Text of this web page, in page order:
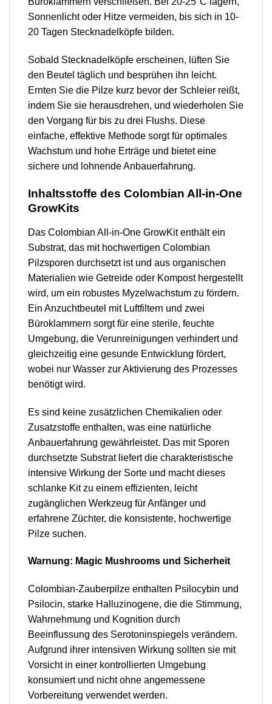
Sonnenlicht oder Hitze vermeiden, bis sich in 10-
20 Tagen Stecknadelköpfe bilden.
Sobald Stecknadelköpfe erscheinen, lüften Sie
den Beutel täglich und besprühen ihn leicht.
Ernten Sie die Pilze kurz bevor der Schleier reißt,
indem Sie sie herausdrehen, und wiederholen Sie
den Vorgang für bis zu drei Flushs. Diese
einfache, effektive Methode sorgt für optimales
Wachstum und hohe Erträge und bietet eine
sichere und lohnende Anbauerfahrung.
Inhaltsstoffe des Colombian All-in-One
GrowKits
Das Colombian All-in-One GrowKit enthält ein
Substrat, das mit hochwertigen Colombian
Pilzsporen durchsetzt ist und aus organischen
Materialien wie Getreide oder Kompost hergestellt
wird, um ein robustes Myzelwachstum zu fördern.
Ein Anzuchtbeutel mit Luftfiltern und zwei
Büroklammern sorgt für eine sterile, feuchte
Umgebung, die Verunreinigungen verhindert und
gleichzeitig eine gesunde Entwicklung fördert,
wobei nur Wasser zur Aktivierung des Prozesses
benötigt wird.
Es sind keine zusätzlichen Chemikalien oder
Zusatzstoffe enthalten, was eine natürliche
Anbauerfahrung gewährleistet. Das mit Sporen
durchsetzte Substrat liefert die charakteristische
intensive Wirkung der Sorte und macht dieses
schlanke Kit zu einem effizienten, leicht
zugänglichen Werkzeug für Anfänger und
erfahrene Züchter, die konsistente, hochwertige
Pilze suchen.
Warnung: Magic Mushrooms und Sicherheit
Colombian-Zauberpilze enthalten Psilocybin und
Psilocin, starke Halluzinogene, die die Stimmung,
Wahrnehmung und Kognition durch
Beeinflussung des Serotoninspiegels verändern.
Aufgrund ihrer intensiven Wirkung sollten sie mit
Vorsicht in einer kontrollierten Umgebung
konsumiert und nicht ohne angemessene
Vorbereitung verwendet werden.